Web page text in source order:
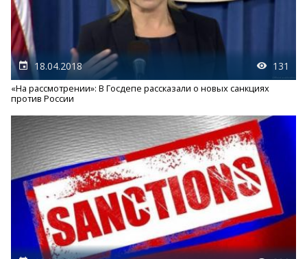
18.04.2018 131
«На рассмотрении»: В Госдепе рассказали о новых санкциях
против России